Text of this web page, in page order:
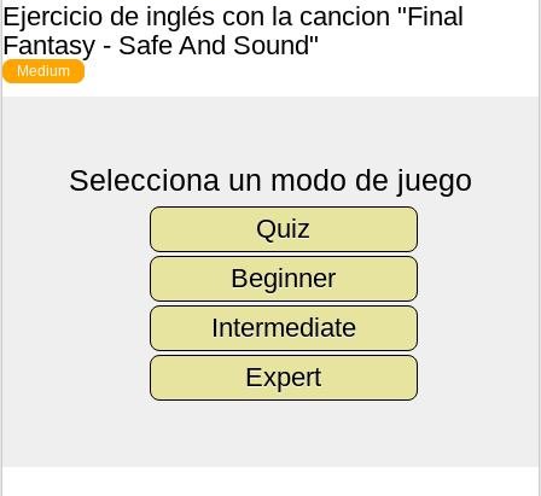
Ejercicio de inglés con la cancion "Final
Fantasy - Safe And Sound"
Medium
Selecciona un modo de juego
Quiz
Beginner
Intermediate
Expert